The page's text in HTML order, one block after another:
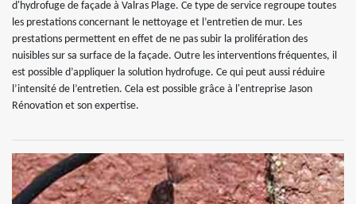
d'hydrofuge de façade à Valras Plage. Ce type de service regroupe toutes
les prestations concernant le nettoyage et l’entretien de mur. Les
prestations permettent en effet de ne pas subir la prolifération des
nuisibles sur sa surface de la façade. Outre les interventions fréquentes, il
est possible d’appliquer la solution hydrofuge. Ce qui peut aussi réduire
l’intensité de l’entretien. Cela est possible grâce à l'entreprise Jason
Rénovation et son expertise.